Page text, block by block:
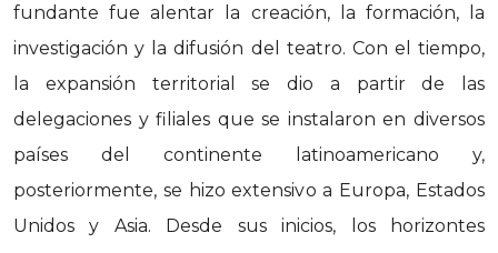
fundante fue alentar la creación, la formación, la
investigación y la difusión del teatro. Con el tiempo,
la expansión territorial se dio a partir de las
delegaciones y filiales que se instalaron en diversos
países del continente latinoamericano y,
posteriormente, se hizo extensivo a Europa, Estados
Unidos y Asia. Desde sus inicios, los horizontes